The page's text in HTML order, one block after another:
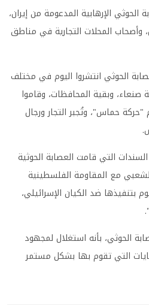
الإرهابية المدعومة من إيران،
وأصحاب المحلات التجارية في مناطق
الحوثي انتشروا اليوم في مختلف
وبقية المحافظات، وقاموا
حماس"، وتُجبر التجار ورجال
التي قامت العصابة الحوثية
مع المقاومة الفلسطينية
بتنفيذها ضد الكيان الإسرائيلي،
الحوثي، بأنه استغلال لمجهود
التي تقوم بها بشكل مستمر